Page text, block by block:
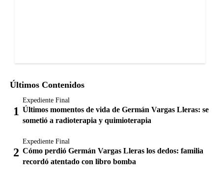
Últimos Contenidos
Expediente Final
Últimos momentos de vida de Germán Vargas Lleras: se
sometió a radioterapia y quimioterapia
Expediente Final
Cómo perdió Germán Vargas Lleras los dedos: familia
recordó atentado con libro bomba